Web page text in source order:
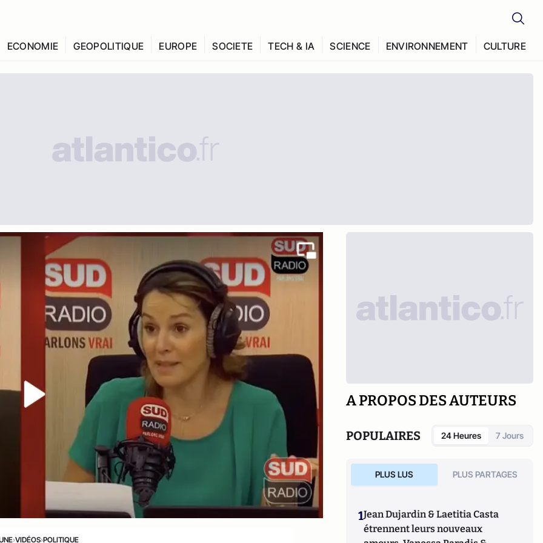
ECONOMIE GEOPOLITIQUE EUROPE SOCIETE TECH & IA SCIENCE ENVIRONNEMENT CULTURE
›VIDÉOS›POLITIQUE
A PROPOS DES AUTEURS
POPULAIRES 24 Heures 7 Jours
PLUS LUS PLUS PARTAGES
1Jean Dujardin & Laetitia Casta
étrennent leurs nouveaux